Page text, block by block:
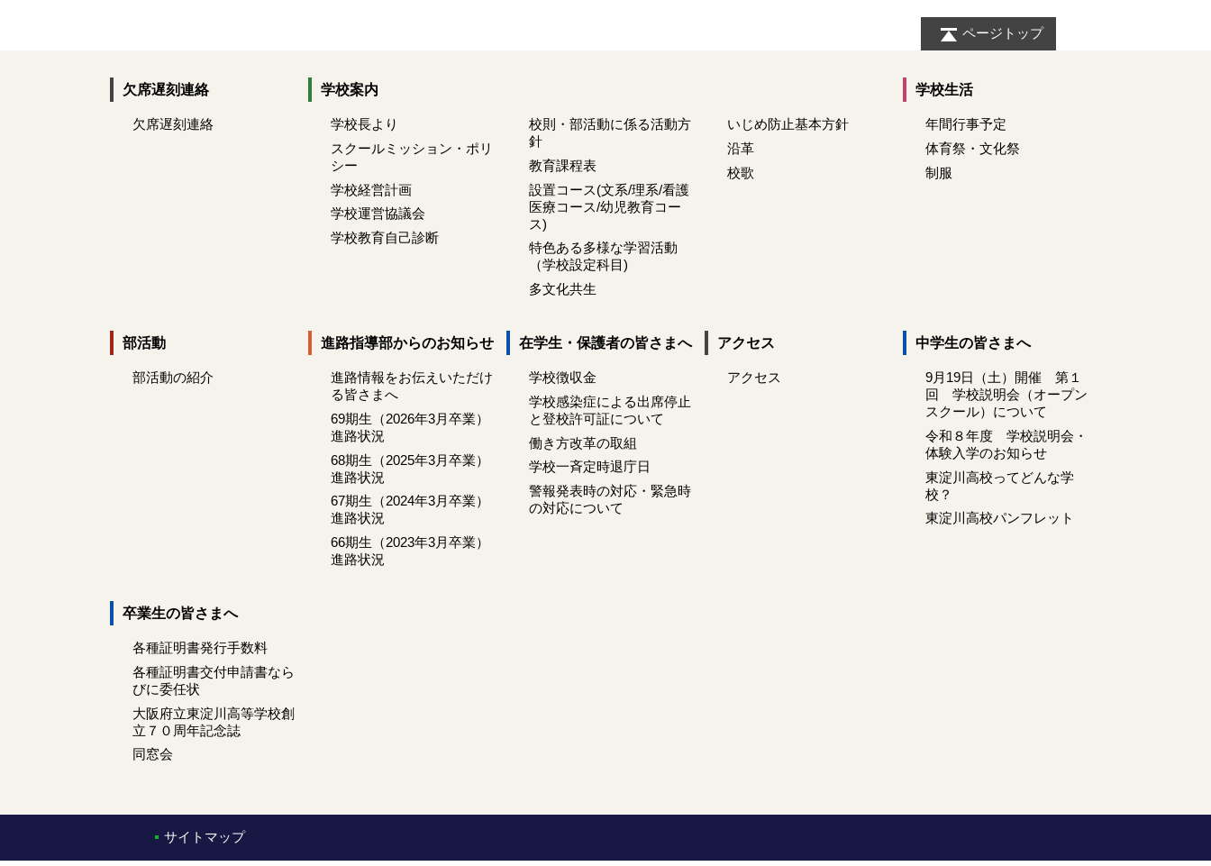
ページトップ
欠席遅刻連絡
欠席遅刻連絡
学校案内
学校長より
スクールミッション・ポリ
シー
学校経営計画
学校運営協議会
学校教育自己診断
校則・部活動に係る活動方
針
教育課程表
設置コース(文系/理系/看護
医療コース/幼児教育コー
ス)
特色ある多様な学習活動
（学校設定科目)
多文化共生
いじめ防止基本方針
沿革
校歌
学校生活
年間行事予定
体育祭・文化祭
制服
部活動
部活動の紹介
進路指導部からのお知らせ
進路情報をお伝えいただけ
る皆さまへ
69期生（2026年3月卒業）
進路状況
68期生（2025年3月卒業）
進路状況
67期生（2024年3月卒業）
進路状況
66期生（2023年3月卒業）
進路状況
在学生・保護者の皆さまへ
学校徴収金
学校感染症による出席停止
と登校許可証について
働き方改革の取組
学校一斉定時退庁日
警報発表時の対応・緊急時
の対応について
アクセス
アクセス
中学生の皆さまへ
9月19日（土）開催 第１
回 学校説明会（オープン
スクール）について
令和８年度 学校説明会・
体験入学のお知らせ
東淀川高校ってどんな学
校？
東淀川高校パンフレット
卒業生の皆さまへ
各種証明書発行手数料
各種証明書交付申請書なら
びに委任状
大阪府立東淀川高等学校創
立７０周年記念誌
同窓会
サイトマップ